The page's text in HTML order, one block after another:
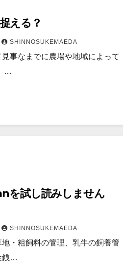
える？
SHINNOSUKEMAEDA
事なまでに農場や地域によって
…
を試し読みしません
SHINNOSUKEMAEDA
・粗飼料の管理、乳牛の飼養管
銭…